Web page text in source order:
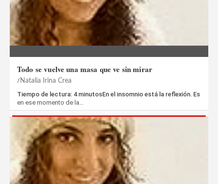
Todo se vuelve una masa que ve sin mirar
Natalia Irina Crea
Tiempo de lectura: 4 minutosEn el insomnio está la reflexión. Es
en ese momento de la…